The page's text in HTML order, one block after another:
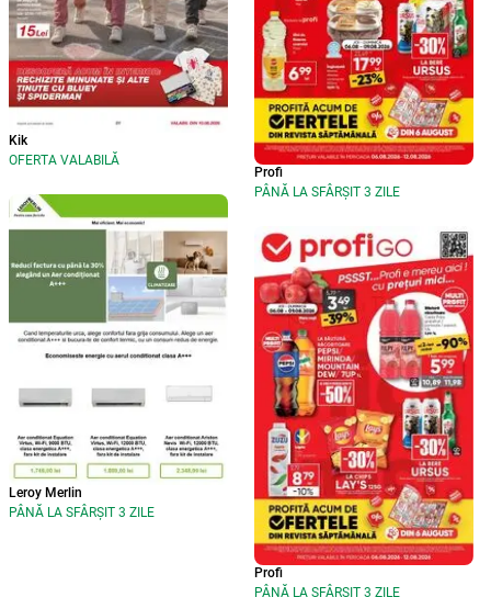
Kik
OFERTA VALABILĂ
Leroy Merlin
PÂNĂ LA SFÂRȘIT 3 ZILE
Profi
PÂNĂ LA SFÂRȘIT 3 ZILE
Profi
PÂNĂ LA SFÂRȘIT 3 ZILE